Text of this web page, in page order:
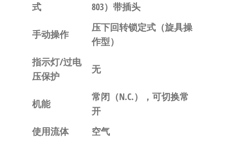
式
803）带插头
手动操作
压下回转锁定式（旋具操
作型）
指示灯/过电
压保护
无
机能
常闭（N.C.），可切换常
开
使用流体
空气